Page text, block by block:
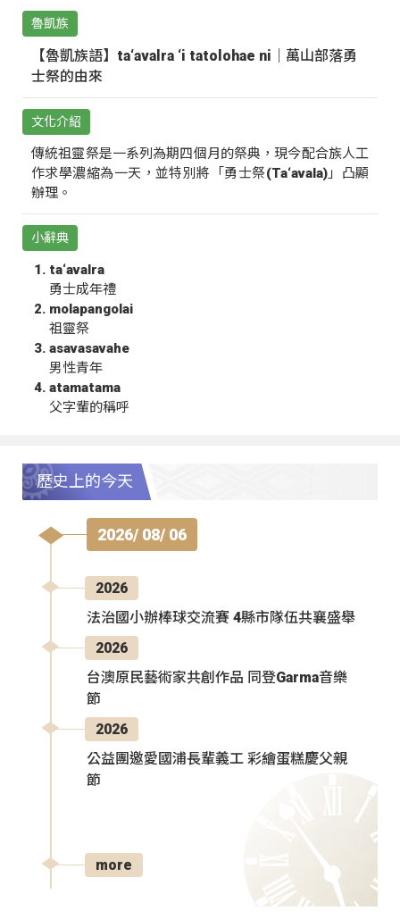
魯凱族
【魯凱族語】ta‘avalra ‘i tatolohae ni｜萬山部落勇
士祭的由來
文化介紹
傳統祖靈祭是一系列為期四個月的祭典，現今配合族人工
作求學濃縮為一天，並特別將「勇士祭(Ta‘avala)」凸顯
辦理。
小辭典
ta‘avalra
勇士成年禮
molapangolai
祖靈祭
asavasavahe
男性青年
atamatama
父字輩的稱呼
歷史上的今天
2026/ 08/ 06
2026
法治國小辦棒球交流賽 4縣市隊伍共襄盛舉
2026
台澳原民藝術家共創作品 同登Garma音樂
節
2026
公益團邀愛國浦長輩義工 彩繪蛋糕慶父親
節
more